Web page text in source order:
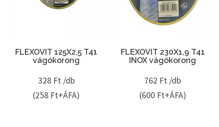
FLEXOVIT 125X2,5 T41
vágókorong
328 Ft /db
(258 Ft+ÁFA)
FLEXOVIT 230X1,9 T41
INOX vágókorong
762 Ft /db
(600 Ft+ÁFA)